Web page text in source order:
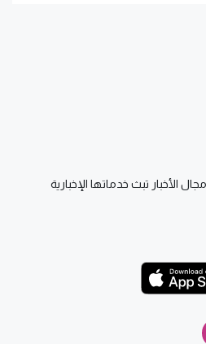
الأخبار تبث خدماتها الإخبارية